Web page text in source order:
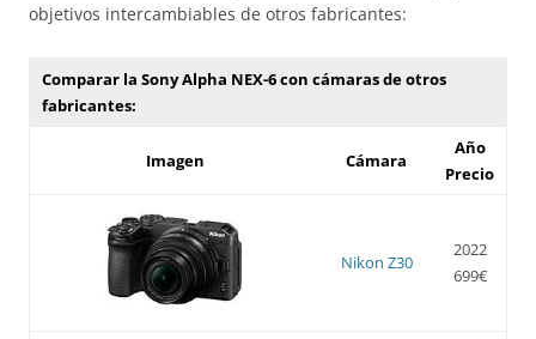
objetivos intercambiables de otros fabricantes:
Comparar la Sony Alpha NEX-6 con cámaras de otros
fabricantes:
Imagen Cámara
Año
Precio
Nikon Z30
2022
699€